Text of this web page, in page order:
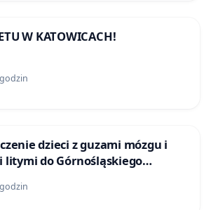
W KATOWICACH!
dzieci z guzami mózgu i
litymi do Górnośląskiego
Dziecka w Katowicach